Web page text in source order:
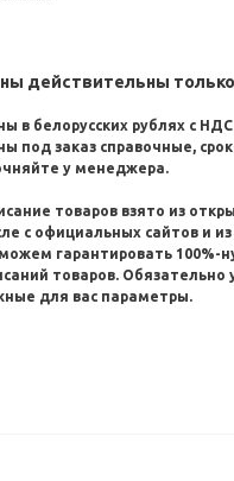
действительны
в белорусских рублях с НДС
под заказ справочные,
у менеджера.
товаров взято из
с официальных сайтов и
гарантировать 100%-
товаров. Обязательно
для вас параметры.